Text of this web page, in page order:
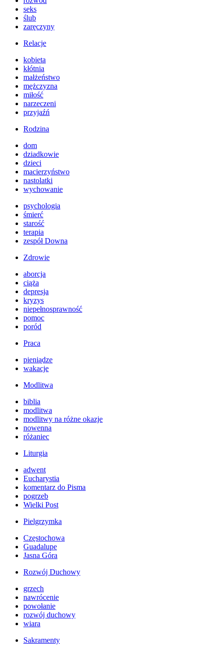
seks
ślub
zaręczyny
Relacje
kobieta
kłótnia
małżeństwo
mężczyzna
miłość
narzeczeni
przyjaźń
Rodzina
dom
dziadkowie
dzieci
macierzyństwo
nastolatki
wychowanie
psychologia
śmierć
starość
terapia
zespół Downa
Zdrowie
aborcja
ciąża
depresja
kryzys
niepełnosprawność
pomoc
poród
Praca
pieniądze
wakacje
Modlitwa
biblia
modlitwa
modlitwy na różne okazje
nowenna
różaniec
Liturgia
adwent
Eucharystia
komentarz do Pisma
pogrzeb
Wielki Post
Pielgrzymka
Częstochowa
Guadalupe
Jasna Góra
Rozwój Duchowy
grzech
nawrócenie
powołanie
rozwój duchowy
wiara
Sakramenty